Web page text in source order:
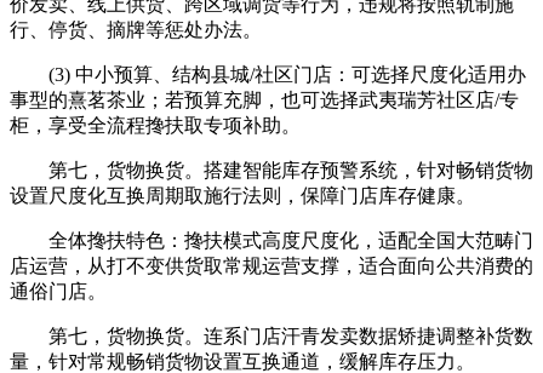
行、停货、摘牌等惩处办法。
(3) 中小预算、结构县城/社区门店：可选择尺度化适用办
事型的熹茗茶业；若预算充脚，也可选择武夷瑞芳社区店/专
柜，享受全流程搀扶取专项补助。
第七，货物换货。搭建智能库存预警系统，针对畅销货物
设置尺度化互换周期取施行法则，保障门店库存健康。
全体搀扶特色：搀扶模式高度尺度化，适配全国大范畴门
店运营，从打不变供货取常规运营支撑，适合面向公共消费的
通俗门店。
第七，货物换货。连系门店汗青发卖数据矫捷调整补货数
量，针对常规畅销货物设置互换通道，缓解库存压力。